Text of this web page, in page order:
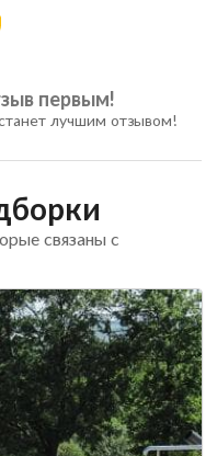
первым!
лучшим отзывом!
связаны с